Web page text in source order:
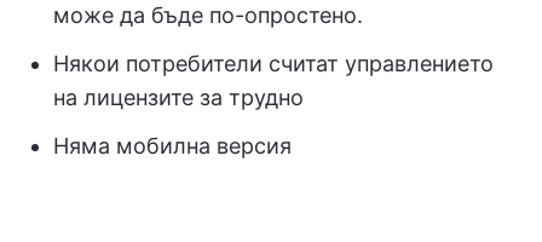
може да бъде по-опростено.
Някои потребители считат управлението
на лицензите за трудно
Няма мобилна версия